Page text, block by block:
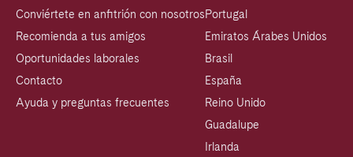
Conviértete en anfitrión con nosotros
Recomienda a tus amigos
Oportunidades laborales
Contacto
Ayuda y preguntas frecuentes
Portugal
Emiratos Árabes Unidos
Brasil
España
Reino Unido
Guadalupe
Irlanda